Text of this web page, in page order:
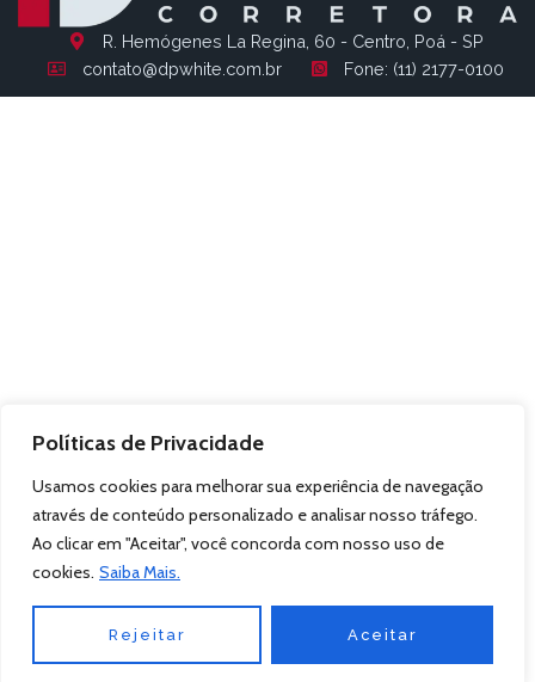
Políticas de Privacidade
Usamos cookies para melhorar sua experiência de navegação
através de conteúdo personalizado e analisar nosso tráfego.
Ao clicar em "Aceitar", você concorda com nosso uso de
cookies. Saiba Mais.
Rejeitar Aceitar
R. Hemógenes La Regina, 60 - Centro, Poá - SP
contato@dpwhite.com.br
Fone: (11) 2177-0100